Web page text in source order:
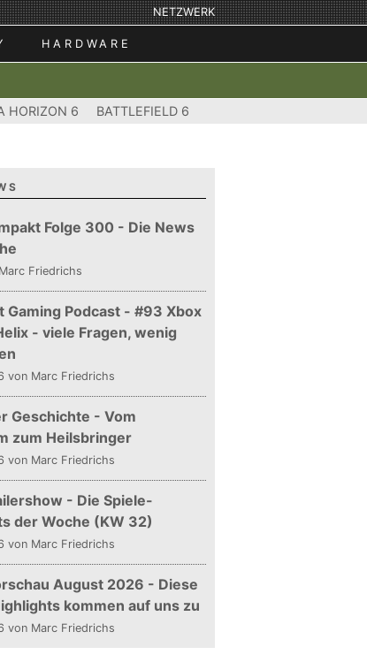
NETZWERK
HARDWARE
HORIZON 6 BATTLEFIELD 6
Folge 300 - Die News
Friedrichs
Gaming Podcast - #93 Xbox
- viele Fragen, wenig
von Marc Friedrichs
Geschichte - Vom
zum Heilsbringer
von Marc Friedrichs
- Die Spiele-
der Woche (KW 32)
von Marc Friedrichs
August 2026 - Diese
kommen auf uns zu
von Marc Friedrichs